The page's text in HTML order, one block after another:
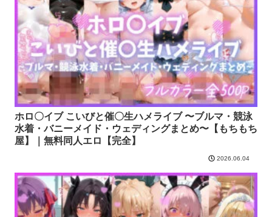
ホロ〇イブ こいびと催〇生ハメライブ 〜ブルマ・競泳
水着・バニーメイド・ウェディングまとめ〜【もちもち
屋】｜無料同人エロ【完全】
2026.06.04